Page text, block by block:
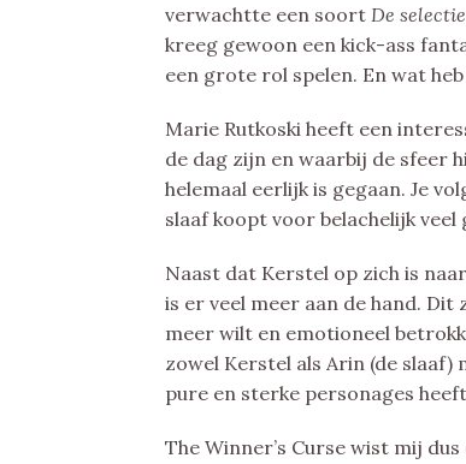
verwachtte een soort De
kreeg gewoon een kick-ass
een grote rol spelen. En wat
Marie Rutkoski heeft een
de dag zijn en waarbij de sfeer
helemaal eerlijk is gegaan. Je
slaaf koopt voor belachelijk
Naast dat Kerstel op zich is
is er veel meer aan de hand.
meer wilt en emotioneel
zowel Kerstel als Arin (de slaaf)
pure en sterke personages
The Winner’s Curse wist mij